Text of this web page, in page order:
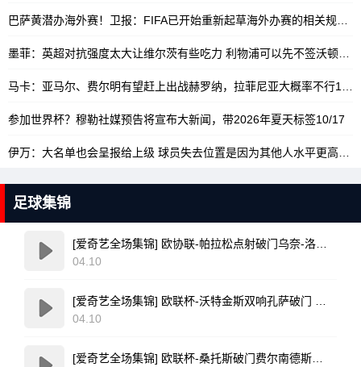
马卡：亚马尔、费尔明有望赶上出战赫罗纳，拉菲尼亚大概率不行10/17
参加世界杯？穆勒社媒预告将宣布大新闻，带2026年夏天标签10/17
足球集锦
04.10
04.10